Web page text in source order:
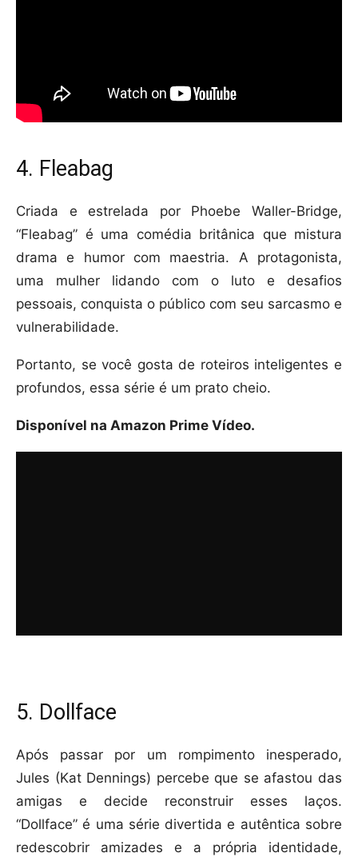
4. Fleabag
Criada e estrelada por Phoebe Waller-Bridge,
“Fleabag” é uma comédia britânica que mistura
drama e humor com maestria. A protagonista,
uma mulher lidando com o luto e desafios
pessoais, conquista o público com seu sarcasmo e
vulnerabilidade.
Portanto, se você gosta de roteiros inteligentes e
profundos, essa série é um prato cheio.
Disponível na Amazon Prime Vídeo.
5. Dollface
Após passar por um rompimento inesperado,
Jules (Kat Dennings) percebe que se afastou das
amigas e decide reconstruir esses laços.
“Dollface” é uma série divertida e autêntica sobre
redescobrir amizades e a própria identidade,